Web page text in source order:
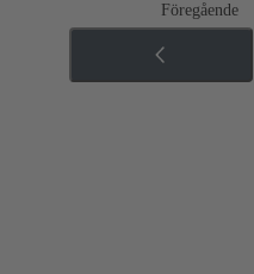
Föregående